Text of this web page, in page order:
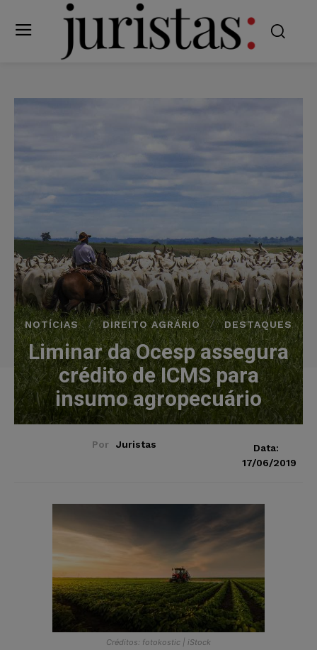
NOTÍCIAS DIREITO AGRÁRIO DESTAQUES
Liminar da Ocesp assegura
crédito de ICMS para
insumo agropecuário
Por Juristas
Data:
17/06/2019
Créditos: fotokostic | iStock